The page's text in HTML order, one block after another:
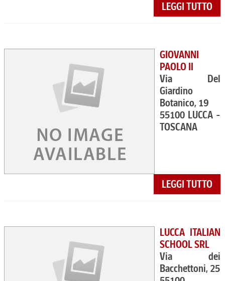
LEGGI TUTTO
GIOVANNI
PAOLO II
Via Del
Giardino
Botanico, 19
55100 LUCCA -
TOSCANA
LEGGI TUTTO
LUCCA ITALIAN
SCHOOL SRL
Via dei
Bacchettoni, 25